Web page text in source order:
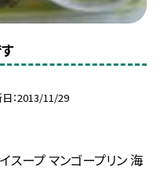
2013/11/29
ープ マンゴープリン 海